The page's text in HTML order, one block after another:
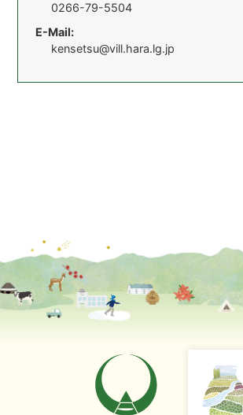
0266-79-5504
E-Mail:
kensetsu@vill.hara.lg.jp